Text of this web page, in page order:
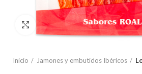
Click to enlarge
Inicio Jamones y embutidos Ibéricos